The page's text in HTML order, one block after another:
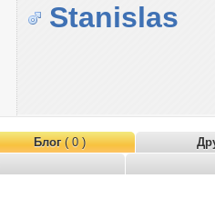
Stanislas
Блог( 0 )